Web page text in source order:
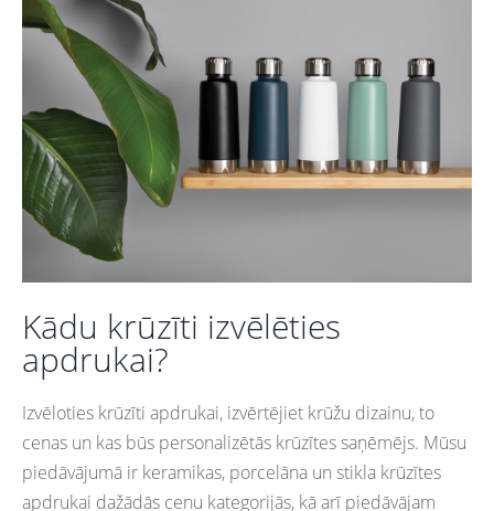
Kādu krūzīti izvēlēties
apdrukai?
Izvēloties krūzīti apdrukai, izvērtējiet krūžu dizainu, to
cenas un kas būs personalizētās krūzītes saņēmējs. Mūsu
piedāvājumā ir keramikas, porcelāna un stikla krūzītes
apdrukai dažādās cenu kategorijās, kā arī piedāvājam